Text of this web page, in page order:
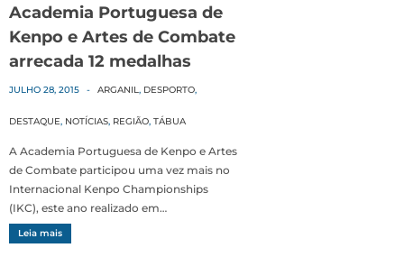
Academia Portuguesa de
Kenpo e Artes de Combate
arrecada 12 medalhas
JULHO 28, 2015 - ARGANIL, DESPORTO,
DESTAQUE, NOTÍCIAS, REGIÃO, TÁBUA
A Academia Portuguesa de Kenpo e Artes
de Combate participou uma vez mais no
Internacional Kenpo Championships
(IKC), este ano realizado em…
Leia mais